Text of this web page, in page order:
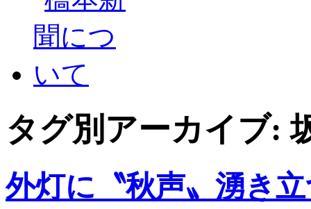
タグ別アーカイブ:
外灯に〝秋声〟湧き